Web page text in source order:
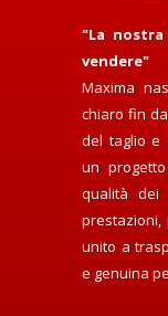
"La
vendere"
Maxima
chiaro fin
del taglio e
un
qualità dei
prestazioni,
unito a
e genuina